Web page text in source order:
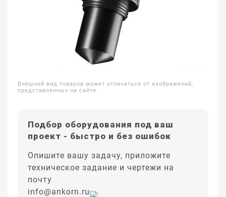
Внешний вид товаров может отличаться от изображений,
представленных на сайте.
Подбор оборудования под ваш
проект - быстро и без ошибок
Опишите вашу задачу, приложите
техническое задание и чертежи на
почту
info@ankorn.ru